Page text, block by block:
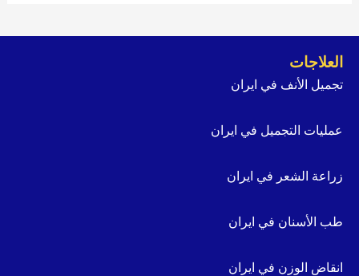
العلاجات
تجميل الأنف في ايران
عمليات التجميل في ايران
زراعة الشعر في ايران
طب الأسنان في ايران
انقاض الوزن في ايران